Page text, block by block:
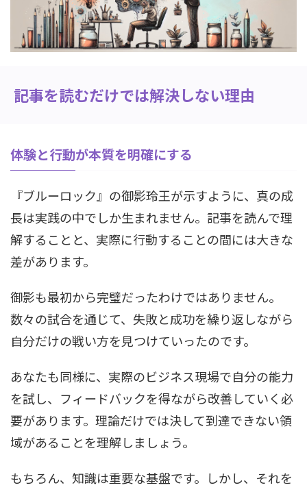
記事を読むだけでは解決しない理由
体験と行動が本質を明確にする
『ブルーロック』の御影玲王が示すように、真の成
長は実践の中でしか生まれません。記事を読んで理
解することと、実際に行動することの間には大きな
差があります。
御影も最初から完璧だったわけではありません。
数々の試合を通じて、失敗と成功を繰り返しながら
自分だけの戦い方を見つけていったのです。
あなたも同様に、実際のビジネス現場で自分の能力
を試し、フィードバックを得ながら改善していく必
要があります。理論だけでは決して到達できない領
域があることを理解しましょう。
もちろん、知識は重要な基盤です。しかし、それを